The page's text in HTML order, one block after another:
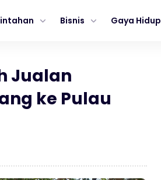
Bisnis Gaya Hidup
Jualan
ke Pulau